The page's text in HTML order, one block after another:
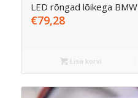
LED rõngad lõikega BMW
€79,28
Lisa korvi